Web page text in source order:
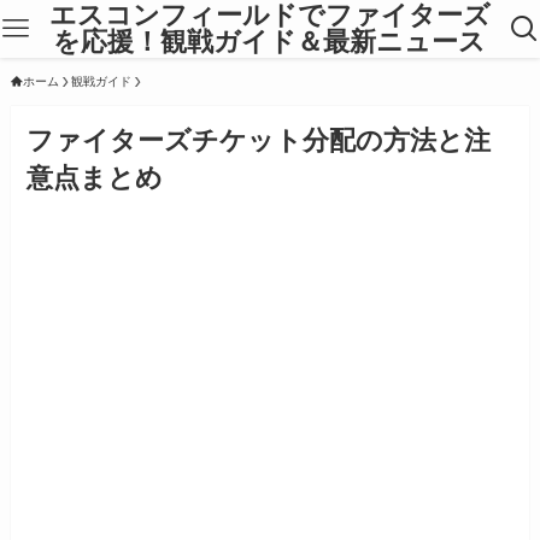
エスコンフィールドでファイターズ
を応援！観戦ガイド＆最新ニュース
ホーム 観戦ガイド
ファイターズチケット分配の方法と注
意点まとめ